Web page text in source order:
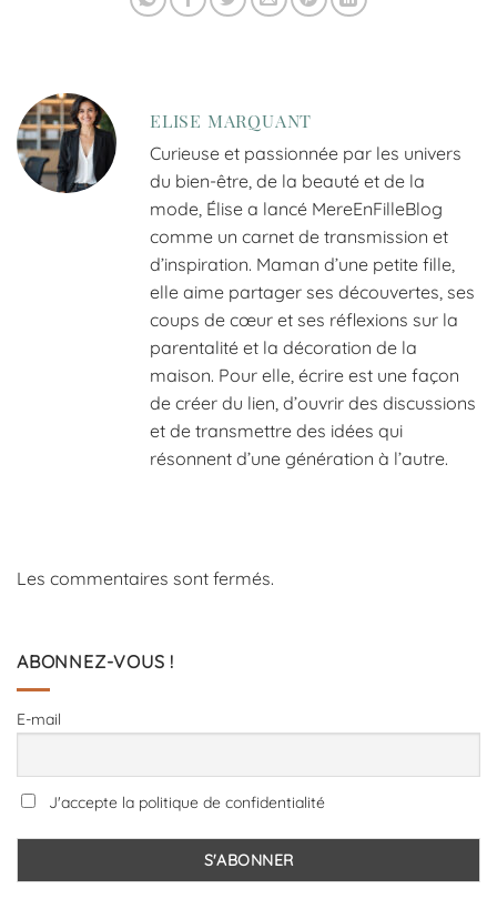
ELISE MARQUANT
Curieuse et passionnée par les univers
du bien-être, de la beauté et de la
mode, Élise a lancé MereEnFilleBlog
comme un carnet de transmission et
d’inspiration. Maman d’une petite fille,
elle aime partager ses découvertes, ses
coups de cœur et ses réflexions sur la
parentalité et la décoration de la
maison. Pour elle, écrire est une façon
de créer du lien, d’ouvrir des discussions
et de transmettre des idées qui
résonnent d’une génération à l’autre.
Les commentaires sont fermés.
ABONNEZ-VOUS !
E-mail
J'accepte la politique de confidentialité